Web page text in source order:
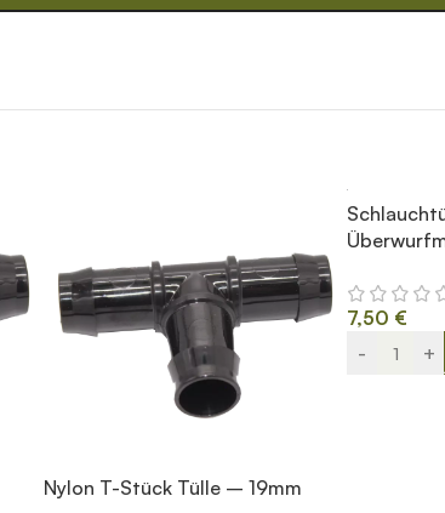
Nylon T-Stück Tülle – 19mm
7,50 €
-
+